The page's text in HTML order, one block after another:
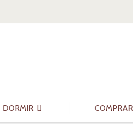
DORMIR COMPRAR